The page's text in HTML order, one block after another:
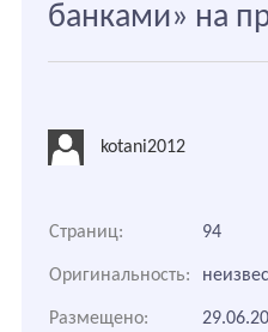
банками» на
kotani2012
Страниц: 94
Оригинальность:
Размещено: